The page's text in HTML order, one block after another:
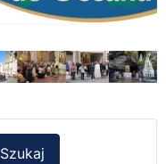
Szukaj